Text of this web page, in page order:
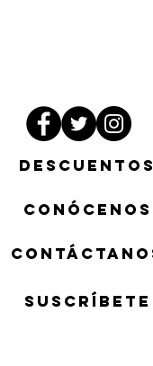
Conócenos
descuentos
suscríbete